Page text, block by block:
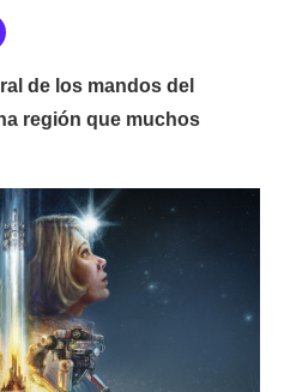
de los mandos del
región que muchos